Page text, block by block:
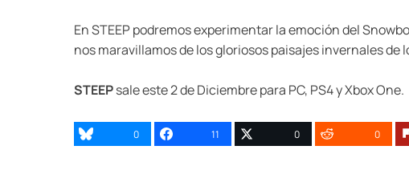
En STEEP podremos experimentar la emoción del
nos maravillamos de los gloriosos paisajes invernales de
STEEPsale este 2 de Diciembre para PC, PS4 y Xbox One.
0 11 0 0